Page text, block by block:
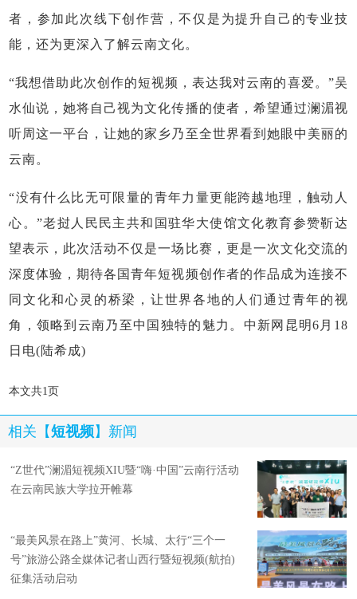
者，参加此次线下创作营，不仅是为提升自己的专业技
能，还为更深入了解云南文化。
“我想借助此次创作的短视频，表达我对云南的喜爱。”吴
水仙说，她将自己视为文化传播的使者，希望通过澜湄视
听周这一平台，让她的家乡乃至全世界看到她眼中美丽的
云南。
“没有什么比无可限量的青年力量更能跨越地理，触动人
心。”老挝人民民主共和国驻华大使馆文化教育参赞靳达
望表示，此次活动不仅是一场比赛，更是一次文化交流的
深度体验，期待各国青年短视频创作者的作品成为连接不
同文化和心灵的桥梁，让世界各地的人们通过青年的视
角，领略到云南乃至中国独特的魅力。 中新网昆明6月18
日电(陆希成)
本文共1页
相关【短视频】新闻
“Z世代”澜湄短视频XIU暨“嗨·中国”云南行活动
在云南民族大学拉开帷幕
“最美风景在路上”黄河、长城、太行“三个一
号”旅游公路全媒体记者山西行暨短视频(航拍)
征集活动启动